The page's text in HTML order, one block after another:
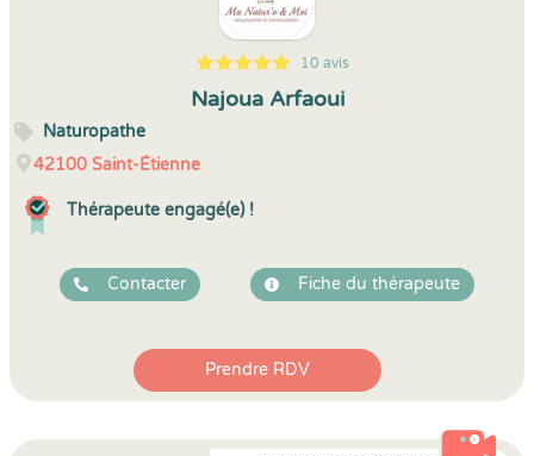
5
1
5
10 10 avis
Najoua Arfaoui
Naturopathe
42100 Saint-Étienne
Thérapeute engagé(e) !
Contacter Fiche du thérapeute
Prendre RDV